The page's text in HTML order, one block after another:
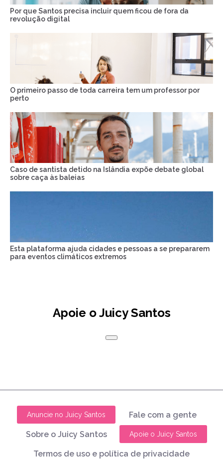
Por que Santos precisa incluir quem ficou de fora da
revolução digital
O primeiro passo de toda carreira tem um professor por
perto
Caso de santista detido na Islândia expõe debate global
sobre caça às baleias
Esta plataforma ajuda cidades e pessoas a se prepararem
para eventos climáticos extremos
Apoie o Juicy Santos
Anuncie no Juicy Santos Fale com a gente
Sobre o Juicy Santos Apoie o Juicy Santos
Termos de uso e política de privacidade